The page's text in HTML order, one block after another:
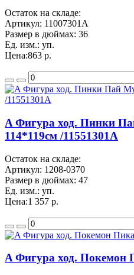
Остаток на складе:
Артикул: 11007301A
Размер в дюймах: 36
Ед. изм.: уп.
Цена:863 р.
A Фигура ход. Пинки
114*119см /11551301A
Остаток на складе:
Артикул: 1208-0370
Размер в дюймах: 47
Ед. изм.: уп.
Цена:1 357 р.
A Фигура ход. Покемон